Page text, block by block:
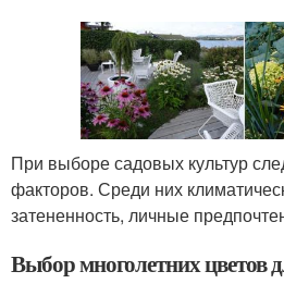
При выборе садовых культур
факторов. Среди них
затененность, личные
Выбор многолетних цветов